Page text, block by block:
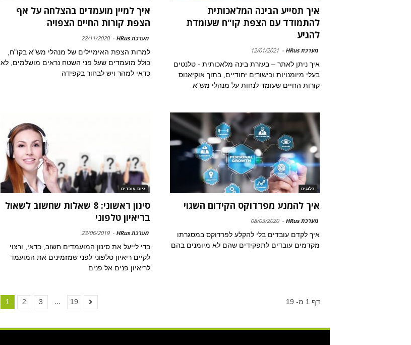
איך תסייע הבינה המלאכותית
להתמודד עם הצפת קו"ח שעומדת
להגיע
מערכת HRus -
12/01/2021
איך ניתן לאתר – בעזרת בינה מלאכותית - טלנטים
בעלי מיומנויות וכישורים יחודיים, בתוך אוקיאנוס
קורות החיים שעומד לנחות על מנהלי מש"א
איך למיין מועמדים בהצלחה על אף
הצפת קורות החיים הצפויה
מערכת HRus -
22/11/2020
למרות הצפת האימיילים של מנהלי מש"א בקו"ח,
כולל מועמדים שעל פני השטח נראים מושלמים, לא
כדאי למהר ויש לבחור בקפידה
בלוגים
איך להמנע מפרדוקס הקידום השגוי
מערכת HRus -
08/03/2020
איך לקדם עובדים בלי להקלע לפרדוקס במסגרתו
מקדמים עובדים לתפקידים שהם לא מיומנים בהם
גיוס עובדים
סינון ראשוני: 8 שאלות שחשוב לשאול
בריאיון טלפוני
מערכת HRus -
23/06/2019
כדי לייעל את סינון המועמדים חשוב, כדאי, ורצוי
לקיים ריאיון טלפוני לפני שמזמינים את המועמד
לריאיון פנים אל פנים
1 2 3 19 דף 1 מ- 19